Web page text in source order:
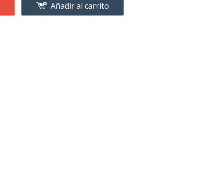
Añadir al carrito